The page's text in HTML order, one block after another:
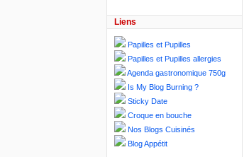
Liens
Papilles et Pupilles
Papilles et Pupilles allergies
Agenda gastronomique 750g
Is My Blog Burning ?
Sticky Date
Croque en bouche
Nos Blogs Cuisinés
Blog Appétit